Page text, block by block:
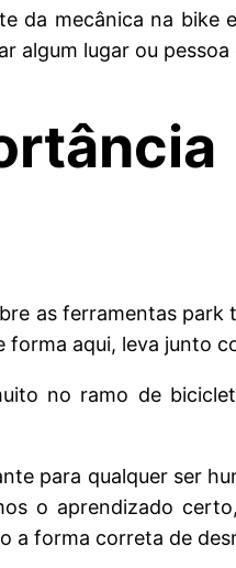
da mecânica na
algum lugar ou
as ferramentas
forma aqui, leva junto
no ramo de
para qualquer ser
o aprendizado
a forma correta de